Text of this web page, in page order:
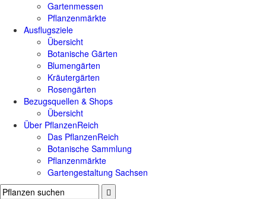
Gartenmessen
Pflanzenmärkte
Ausflugsziele
Übersicht
Botanische Gärten
Blumengärten
Kräutergärten
Rosengärten
Bezugsquellen & Shops
Übersicht
Über PflanzenReich
Das PflanzenReich
Botanische Sammlung
Pflanzenmärkte
Gartengestaltung Sachsen